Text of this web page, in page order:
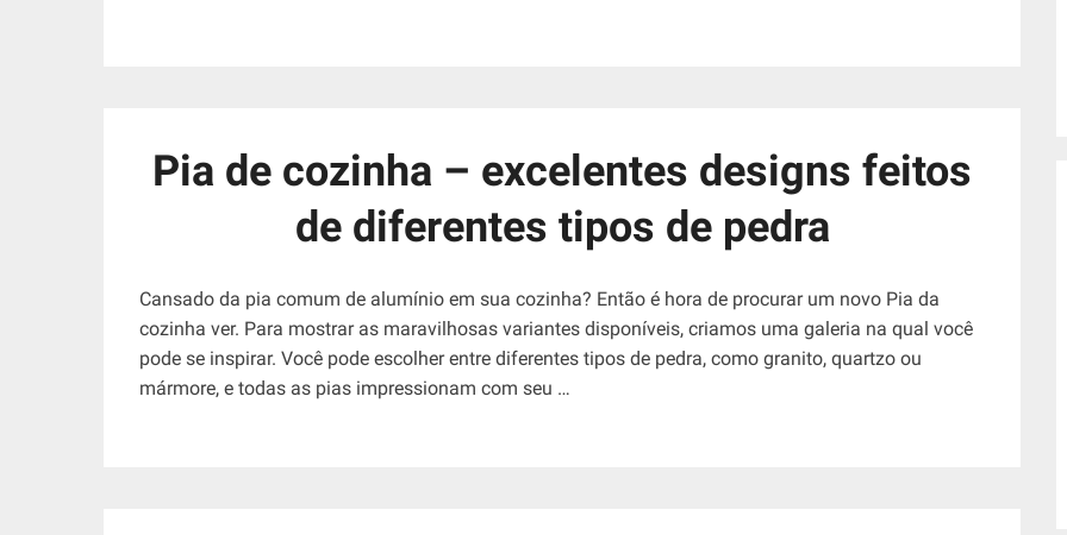
Pia de cozinha – excelentes designs feitos
de diferentes tipos de pedra
Cansado da pia comum de alumínio em sua cozinha? Então é hora de procurar um novo Pia da
cozinha ver. Para mostrar as maravilhosas variantes disponíveis, criamos uma galeria na qual você
pode se inspirar. Você pode escolher entre diferentes tipos de pedra, como granito, quartzo ou
mármore, e todas as pias impressionam com seu …